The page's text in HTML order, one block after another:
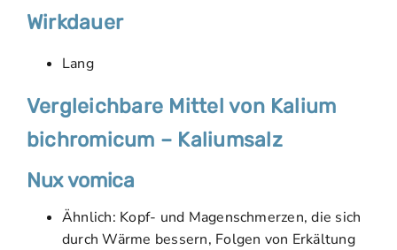
Wirkdauer
Lang
Vergleichbare Mittel von Kalium
bichromicum – Kaliumsalz
Nux vomica
Ähnlich: Kopf- und Magenschmerzen, die sich
durch Wärme bessern, Folgen von Erkältung